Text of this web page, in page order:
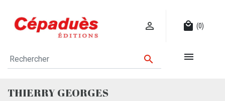
 local_mall (0)
 
THIERRY GEORGES